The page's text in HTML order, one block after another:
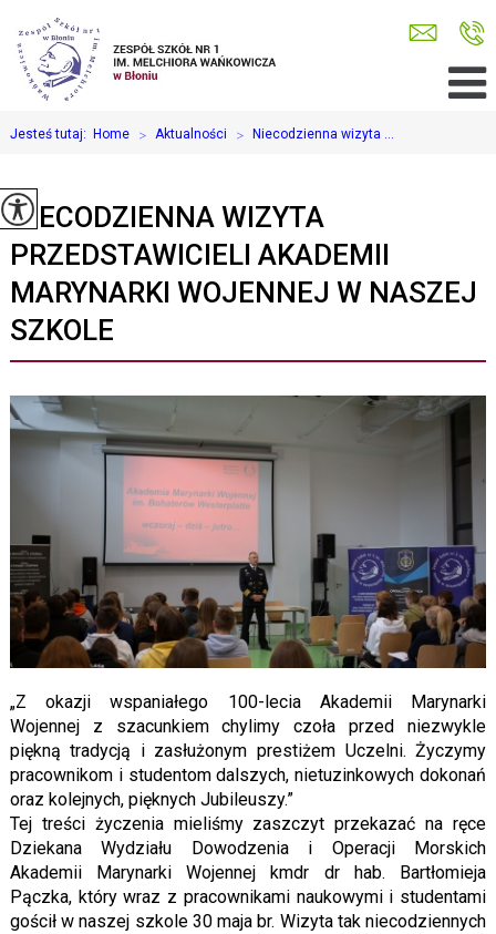
Jesteś tutaj: Home > Aktualności > Niecodzienna wizyta ...
NIECODZIENNA WIZYTA
PRZEDSTAWICIELI AKADEMII
MARYNARKI WOJENNEJ W NASZEJ
SZKOLE
„Z okazji wspaniałego 100-lecia Akademii Marynarki
Wojennej z szacunkiem chylimy czoła przed niezwykle
piękną tradycją i zasłużonym prestiżem Uczelni. Życzymy
pracownikom i studentom dalszych, nietuzinkowych dokonań
oraz kolejnych, pięknych Jubileuszy.”
Tej treści życzenia mieliśmy zaszczyt przekazać na ręce
Dziekana Wydziału Dowodzenia i Operacji Morskich
Akademii Marynarki Wojennej kmdr dr hab. Bartłomieja
Pączka, który wraz z pracownikami naukowymi i studentami
gościł w naszej szkole 30 maja br. Wizyta tak niecodziennych